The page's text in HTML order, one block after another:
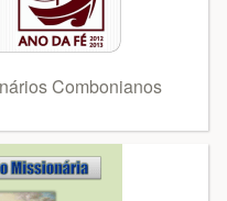
Combonianos